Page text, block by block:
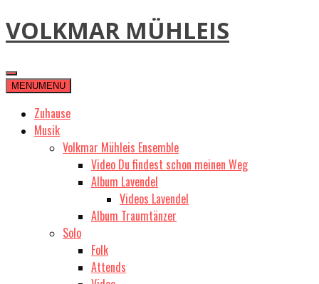
Skip
to
VOLKMAR MÜHLEIS
MENUMENU
Zuhause
Musik
Volkmar Mühleis Ensemble
Video Du findest schon meinen Weg
Album Lavendel
Videos Lavendel
Album Traumtänzer
Solo
Folk
Attends